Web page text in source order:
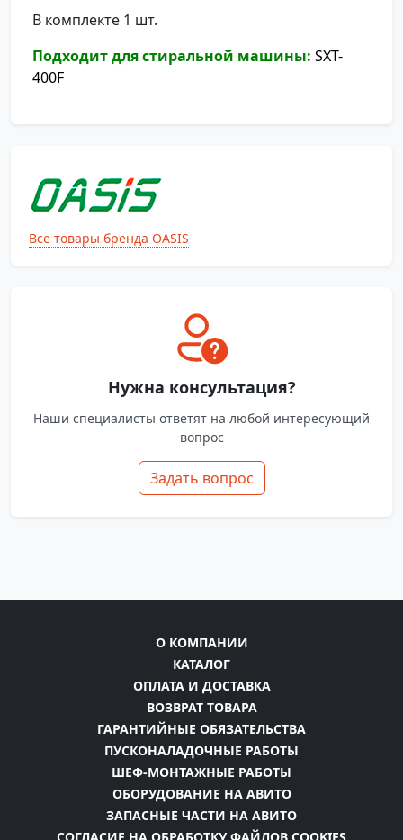
В комплекте 1 шт.
Подходит для стиральной машины: SXT-
400F
Все товары бренда OASIS
Нужна консультация?
Наши специалисты ответят на любой интересующий
вопрос
Задать вопрос
О КОМПАНИИ
КАТАЛОГ
ОПЛАТА И ДОСТАВКА
ВОЗВРАТ ТОВАРА
ГАРАНТИЙНЫЕ ОБЯЗАТЕЛЬСТВА
ПУСКОНАЛАДОЧНЫЕ РАБОТЫ
ШЕФ-МОНТАЖНЫЕ РАБОТЫ
ОБОРУДОВАНИЕ НА АВИТО
ЗАПАСНЫЕ ЧАСТИ НА АВИТО